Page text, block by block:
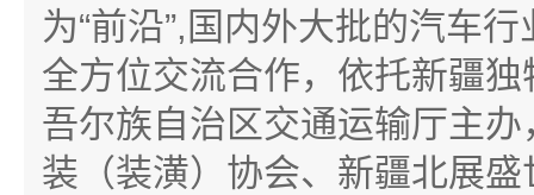
为“前沿”,国内外大批的汽车
全方位交流合作，依托新疆
吾尔族自治区交通运输厅主
装（装潢）协会、新疆北展